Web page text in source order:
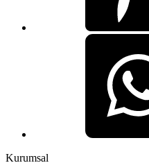
Kurumsal